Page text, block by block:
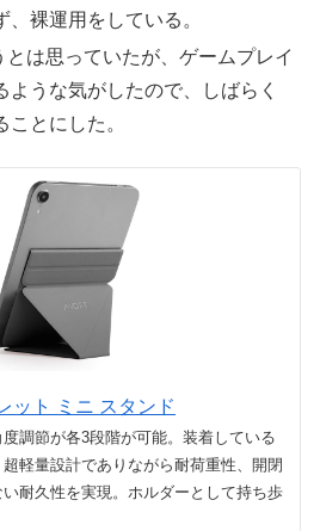
裸運用をしている。
とは思っていたが、ゲームプレイ
ような気がしたので、しばらく
とにした。
ット ミニ スタンド
調節が各3段階が可能。装着している
軽量設計でありながら耐荷重性、開閉
耐久性を実現。ホルダーとして持ち歩